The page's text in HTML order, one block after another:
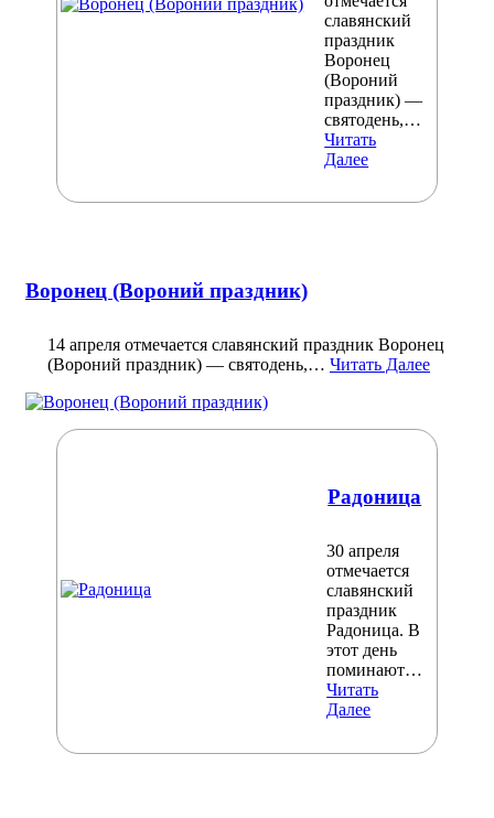
славянский
праздник
Воронец
(Вороний
праздник) —
святодень,…
Читать
Далее
Воронец (Вороний праздник)
14 апреля отмечается славянский праздник Воронец
(Вороний праздник) — святодень,… Читать Далее
Радоница
30 апреля
отмечается
славянский
праздник
Радоница. В
этот день
поминают…
Читать
Далее